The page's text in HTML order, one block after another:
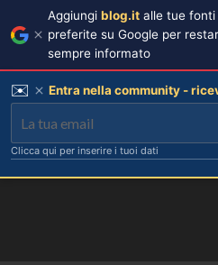
Aggiungi blog.it alle tue fonti
preferite su Google per
sempre informato
✉️ Entra nella community -
Clicca qui per inserire i tuoi dati